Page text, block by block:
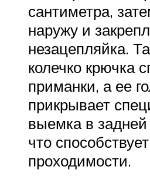
сантиметра,
наружу и
незацепляйка.
колечко крючка
приманки, а ее
прикрывает
выемка в задней
что
проходимости.